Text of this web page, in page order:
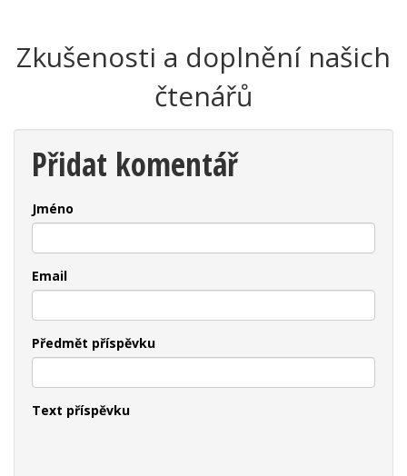
Zkušenosti a doplnění našich
čtenářů
Přidat komentář
Jméno
Email
Předmět příspěvku
Text příspěvku